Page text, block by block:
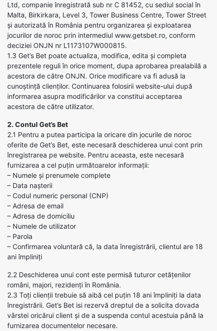
Ltd, companie înregistrată sub nr C 81452, cu sediul social în
Malta, Birkirkara, Level 3, Tower Business Centre, Tower Street
și autorizată în România pentru organizarea și exploatarea
jocurilor de noroc prin intermediul www.getsbet.ro, conform
deciziei ONJN nr L1173107W000815.
1.3 Get’s Bet poate actualiza, modifica, edita și completa
prezentele reguli în orice moment, dupa aprobarea prealabilă a
acestora de către ONJN. Orice modificare va fi adusă la
cunoștință clienților. Continuarea folosirii website-ului după
informarea asupra modificărilor va constitui acceptarea
acestora de către utilizator.
2. Contul Get’s Bet
2.1 Pentru a putea participa la oricare din jocurile de noroc
oferite de Get’s Bet, este necesară deschiderea unui cont prin
înregistrarea pe website. Pentru aceasta, este necesară
furnizarea a cel puțin următoarelor informații:
– Numele și prenumele complete
– Data nașterii
– Codul numeric personal (CNP)
– Adresa de email
– Adresa de domiciliu
– Numele de utilizator
– Parola
– Confirmarea voluntară că, la data înregistrării, clientul are 18
ani împliniți
2.2 Deschiderea unui cont este permisă tuturor cetățenilor
români, majori, rezidenți în România.
2.3 Toți clienții trebuie să aibă cel puțin 18 ani împliniți la data
înregistrării. Get’s Bet isi rezervă dreptul de a solicita dovada
vârstei oricărui client și de a suspenda contul acestuia până la
furnizarea documentelor necesare.